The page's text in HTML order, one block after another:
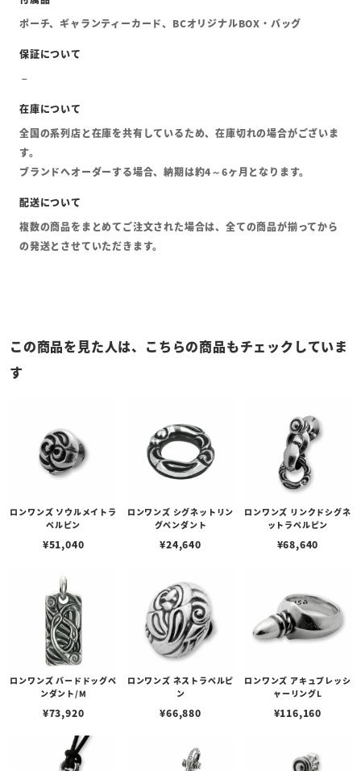
ポーチ、ギャランティーカード、BCオリジナルBOX・バッグ
全国の系列店と在庫を共有しているため、在庫切れの場合がございま
す。
ブランドへオーダーする場合、納期は約4～6ヶ月となります。
複数の商品をまとめてご注文された場合は、全ての商品が揃ってから
の発送とさせていただきます。
この商品を見た人は、こちらの商品もチェックしていま
す
ロンワンズ ソウルメイトラ
ペルピン
¥51,040
ロンワンズ シグネットリン
グペンダント
¥24,640
ロンワンズ リンクドシグネ
ットラペルピン
¥68,640
ロンワンズ バードドッグペ
ンダント/M
¥73,920
ロンワンズ ネストラペルピ
ン
¥66,880
ロンワンズ アキュプレッシ
ャーリングL
¥116,160